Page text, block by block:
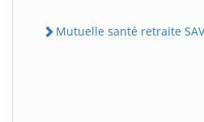
Mutuelle santé retraite